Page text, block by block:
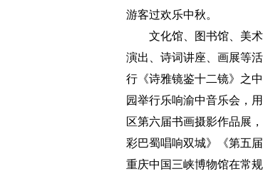
游客过欢乐中秋。
文化馆、图书馆、美
演出、诗词讲座、画展等
行《诗雅镜鉴十二镜》之
园举行乐响渝中音乐会，
区第六届书画摄影作品展
彩巴蜀唱响双城》《第五
重庆中国三峡博物馆在常